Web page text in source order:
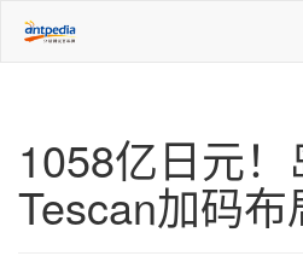
1058亿日元
Tescan加码